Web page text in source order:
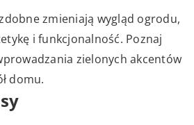
zmieniają wygląd ogrodu,
i funkcjonalność. Poznaj
zielonych akcentów
domu.